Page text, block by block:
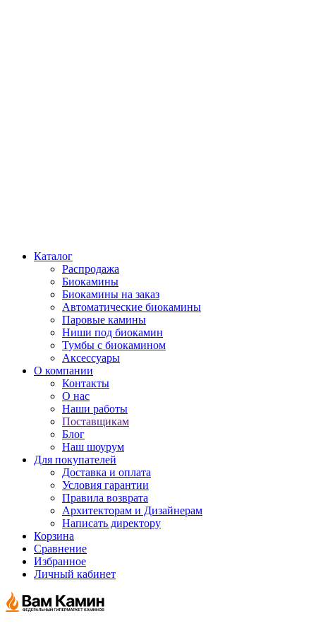
Каталог
Распродажа
Биокамины
Биокамины на заказ
Автоматические биокамины
Паровые камины
Ниши под биокамин
Тумбы с биокамином
Аксессуары
О компании
Контакты
О нас
Наши работы
Поставщикам
Блог
Наш шоурум
Для покупателей
Доставка и оплата
Условия гарантии
Правила возврата
Архитекторам и Дизайнерам
Написать директору
Корзина
Сравнение
Избранное
Личный кабинет